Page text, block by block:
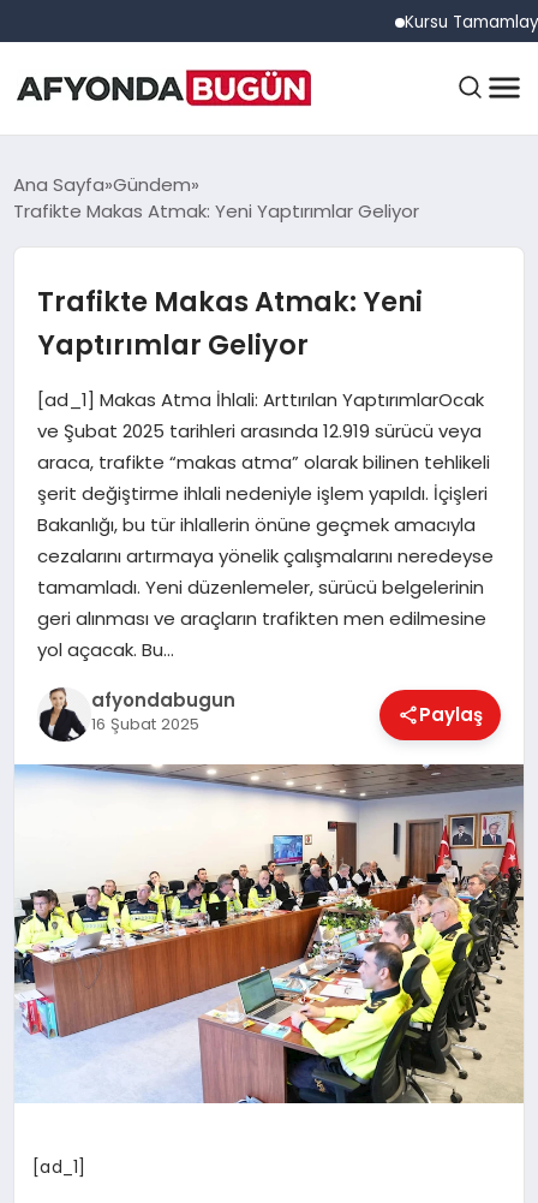
Kursu Tamamlayan
ANASAYFA
EĞITIM
DÜNYA
EKONOMI
MAGAZIN
SAĞLIK
SPOR
YAŞAM
Ana Sayfa Gündem
Trafikte Makas Atmak: Yeni Yaptırımlar Geliyor
Trafikte Makas Atmak: Yeni
Yaptırımlar Geliyor
[ad_1] Makas Atma İhlali: Arttırılan YaptırımlarOcak
ve Şubat 2025 tarihleri arasında 12.919 sürücü veya
araca, trafikte “makas atma” olarak bilinen tehlikeli
şerit değiştirme ihlali nedeniyle işlem yapıldı. İçişleri
Bakanlığı, bu tür ihlallerin önüne geçmek amacıyla
cezalarını artırmaya yönelik çalışmalarını neredeyse
tamamladı. Yeni düzenlemeler, sürücü belgelerinin
geri alınması ve araçların trafikten men edilmesine
yol açacak. Bu…
afyondabugun
16 Şubat 2025 Paylaş
[ad_1]